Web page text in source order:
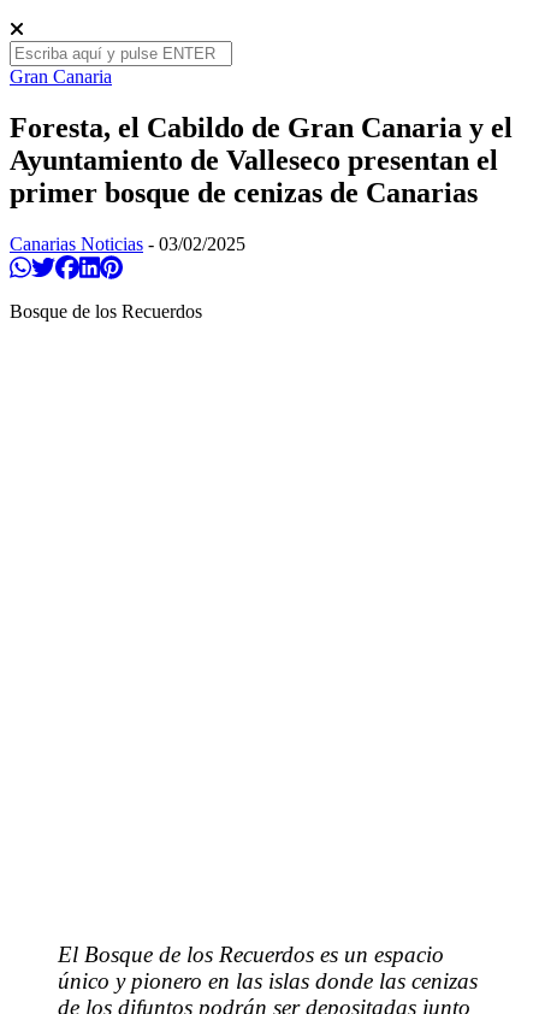
Gran Canaria
Foresta, el Cabildo de Gran Canaria y el
Ayuntamiento de Valleseco presentan el
primer bosque de cenizas de Canarias
Canarias Noticias - 03/02/2025
Compartir en Whatsapp
Twittear
Compartir en Facebook
Compartir en Linkedin
Compartir en Pinterest
Bosque de los Recuerdos
El Bosque de los Recuerdos es un espacio
único y pionero en las islas donde las cenizas
de los difuntos podrán ser depositadas junto